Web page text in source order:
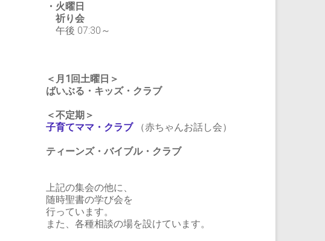
・火曜日
祈り会
午後 07:30～
＜月1回土曜日＞
ばいぶる・キッズ・クラブ
＜不定期＞
子育てママ・クラブ（赤ちゃんお話し会）
ティーンズ・バイブル・クラブ
上記の集会の他に、
随時聖書の学び会を
行っています。
また、各種相談の場を設けています。